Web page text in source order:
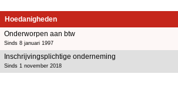
Hoedanigheden
Onderworpen aan btw
Sinds 8 januari 1997
Inschrijvingsplichtige onderneming
Sinds 1 november 2018